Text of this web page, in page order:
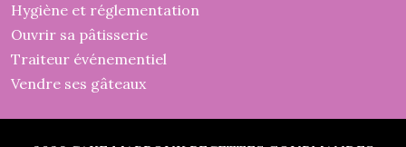
Hygiène et réglementation
Ouvrir sa pâtisserie
Traiteur événementiel
Vendre ses gâteaux